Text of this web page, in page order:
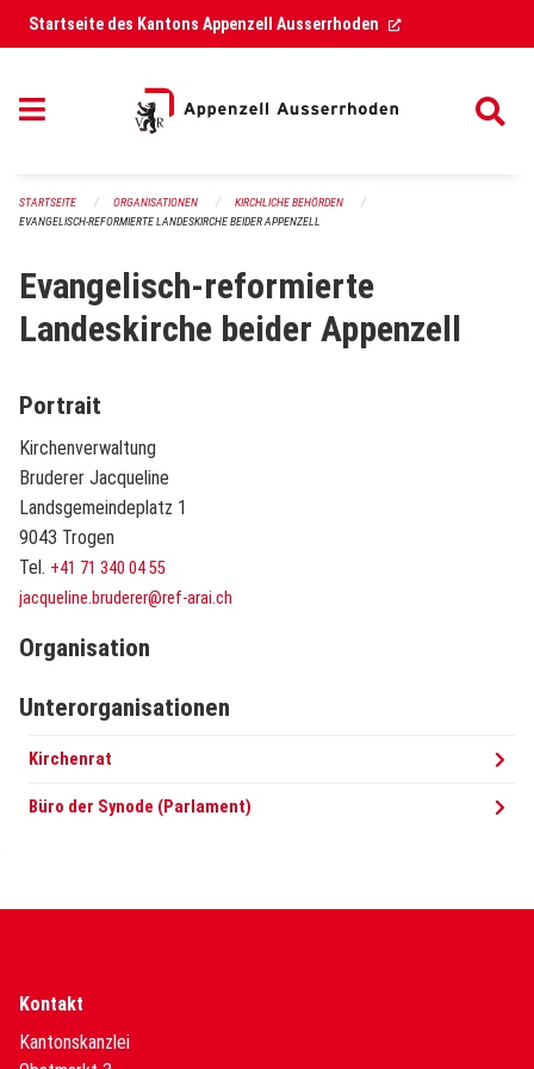
Navigation überspringen
Startseite des Kantons Appenzell Ausserrhoden (External Link)
STARTSEITE ORGANISATIONEN
KIRCHLICHE BEHÖRDEN
EVANGELISCH-REFORMIERTE LANDESKIRCHE BEIDER APPENZELL
Evangelisch-reformierte
Landeskirche beider Appenzell
Portrait
Kirchenverwaltung
Bruderer Jacqueline
Landsgemeindeplatz 1
9043 Trogen
Tel. +41 71 340 04 55
jacqueline.bruderer@ref-arai.ch
Organisation
Unterorganisationen
Kirchenrat
Büro der Synode (Parlament)
Kontakt
Kantonskanzlei